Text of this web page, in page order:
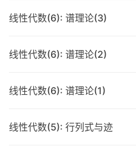
线性代数(6): 谱理论(3)
线性代数(6): 谱理论(2)
线性代数(6): 谱理论(1)
线性代数(5): 行列式与迹